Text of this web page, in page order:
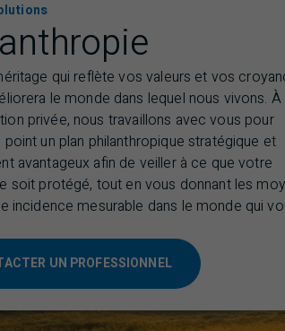
qui reflète vos valeurs et vos
le monde dans lequel nous vivons. À
privée, nous travaillons avec vous pour
un plan philanthropique stratégique et
avantageux afin de veiller à ce que votre
soit protégé, tout en vous donnant les
incidence mesurable dans le monde qui
UN PROFESSIONNEL